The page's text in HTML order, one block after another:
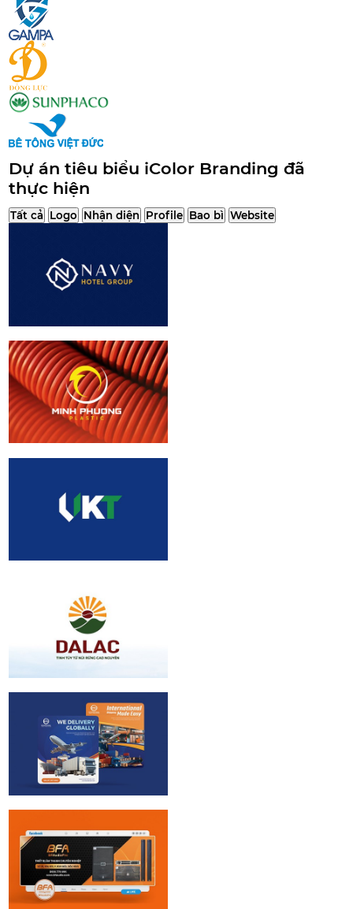
Dự án tiêu biểu iColor Branding đã
thực hiện
Tất cả Logo Nhận diện Profile Bao bì Website
Navy Hotel Group
| Brand identity
Design
Minh Phuong
design
Logo Design
Dalac | Logo
design
CTX Logistic |
Brand identity